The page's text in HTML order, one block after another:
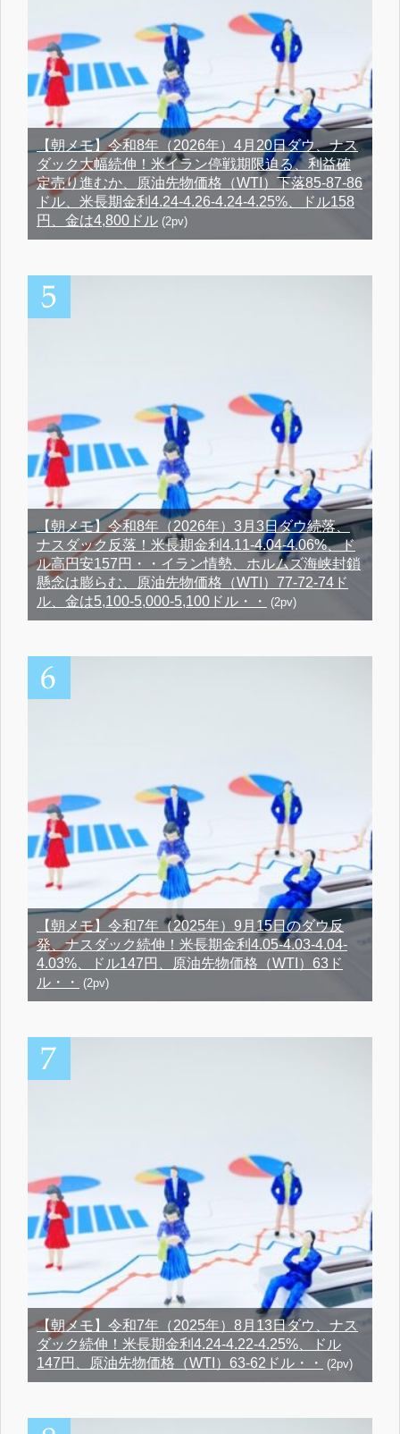
【朝メモ】令和8年（2026年）4月20日ダウ、ナス
ダック大幅続伸！米イラン停戦期限迫る、利益確
定売り進むか、原油先物価格（WTI）下落85-87-86
ドル、米長期金利4.24-4.26-4.24-4.25%、ドル158
円、金は4,800ドル (2pv)
【朝メモ】令和8年（2026年）3月3日ダウ続落、
ナスダック反落！米長期金利4.11-4.04-4.06%、ド
ル高円安157円・・イラン情勢、ホルムズ海峡封鎖
懸念は膨らむ、原油先物価格（WTI）77-72-74ド
ル、金は5,100-5,000-5,100ドル・・
(2pv)
【朝メモ】令和7年（2025年）9月15日のダウ反
発、ナスダック続伸！米長期金利4.05-4.03-4.04-
4.03%、ドル147円、原油先物価格（WTI）63ド
ル・・
(2pv)
【朝メモ】令和7年（2025年）8月13日ダウ、ナス
ダック続伸！米長期金利4.24-4.22-4.25%、ドル
147円、原油先物価格（WTI）63-62ドル・・
(2pv)